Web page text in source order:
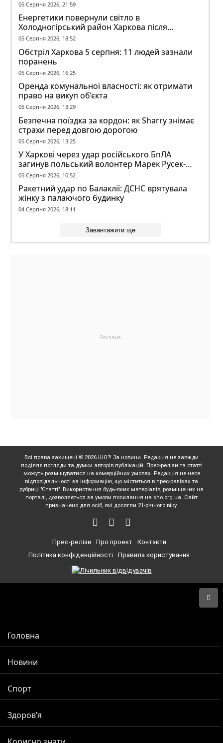
05 Серпня 2026, 21:59
Енергетики повернули світло в
Холодногірський район Харкова після
ворожого обстрілу
05 Серпня 2026, 18:52
Обстріл Харкова 5 серпня: 11 людей зазнали
поранень
05 Серпня 2026, 16:25
Оренда комунальної власності: як отримати
право на викуп об’єкта
05 Серпня 2026, 13:29
Безпечна поїздка за кордон: як Sharry знімає
страхи перед довгою дорогою
05 Серпня 2026, 13:25
У Харкові через удар російського БпЛА
загинув польський волонтер Марек Русек-
Вольський
05 Серпня 2026, 10:52
Ракетний удар по Балаклії: ДСНС врятувала
жінку з палаючого будинку
04 Серпня 2026, 18:11
Завантажити ще
Всі права захищені © 2026 ШО?! За новини. Редакція не завжди
поділяє погляди та думки авторів публікацій. Прес-релізи та статті
можуть розміщуватися на комерційних умовах. Редакція не несе
відповідальності за інформацію, що міститься в прес-релізах та
рубриці "Статті". Використання будь-яких матеріалів, розміщених на
порталі, дозволяється за умови посилання на sho.org.ua. Сайт
призначено для осіб, які досягли 21-річного віку.
Прес-релізи Про проект
Контакти
Політика конфіденційності
Правила користування
Головна
Новини
Спорт
Здоров’я